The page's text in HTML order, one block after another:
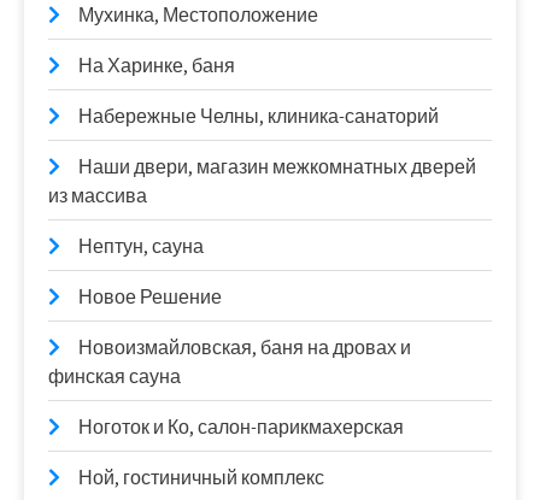
Мухинка, Местоположение
На Харинке, баня
Набережные Челны, клиника-санаторий
Наши двери, магазин межкомнатных дверей
из массива
Нептун, сауна
Новое Решение
Новоизмайловская, баня на дровах и
финская сауна
Ноготок и Ко, салон-парикмахерская
Ной, гостиничный комплекс